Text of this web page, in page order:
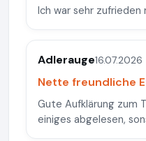
Ich war sehr
Adlerauge16.07.2026
Nette freundliche
Gute Aufklärung zum
einiges abgelesen,